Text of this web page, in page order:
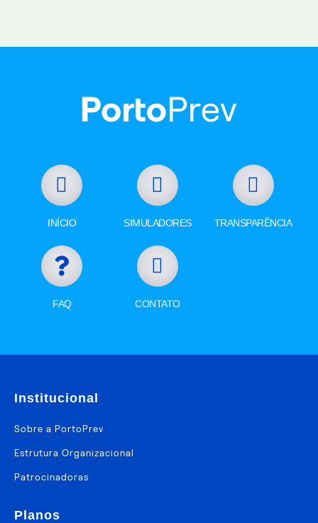
INÍCIO SIMULADORES TRANSPARÊNCIA
FAQ CONTATO
Institucional
Sobre a PortoPrev
Estrutura Organizacional
Patrocinadoras
Planos